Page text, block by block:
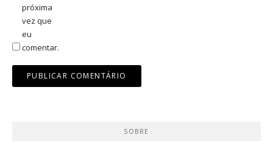
próxima
vez que
eu
comentar.
SOBRE